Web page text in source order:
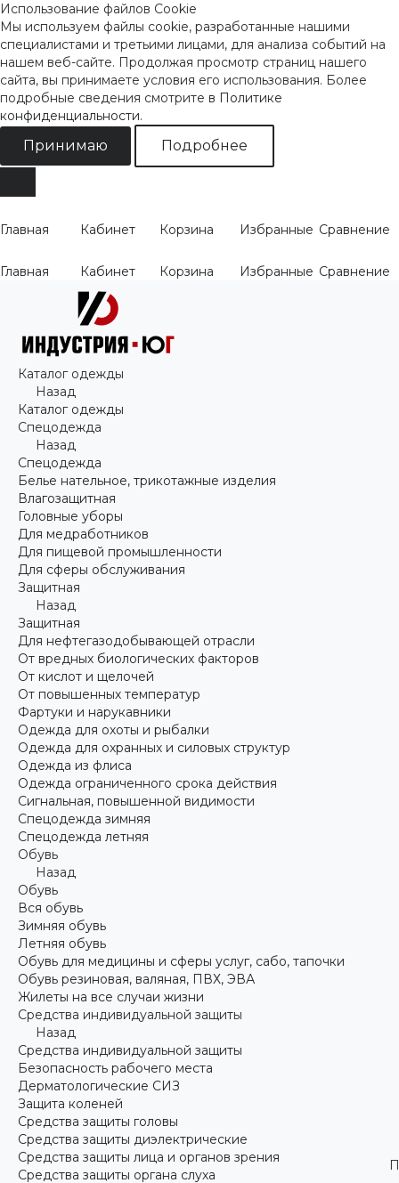
Использование файлов Cookie
Мы используем файлы cookie, разработанные нашими
специалистами и третьими лицами, для анализа событий на
нашем веб-сайте. Продолжая просмотр страниц нашего
сайта, вы принимаете условия его использования. Более
подробные сведения смотрите в Политике
конфиденциальности.
Принимаю Подробнее
Главная Кабинет Корзина Избранные Сравнение
Главная Кабинет Корзина Избранные Сравнение
Каталог одежды
Назад
Каталог одежды
Спецодежда
Назад
Спецодежда
Белье нательное, трикотажные изделия
Влагозащитная
Головные уборы
Для медработников
Для пищевой промышленности
Для сферы обслуживания
Защитная
Назад
Защитная
Для нефтегазодобывающей отрасли
От вредных биологических факторов
От кислот и щелочей
От повышенных температур
Фартуки и нарукавники
Одежда для охоты и рыбалки
Одежда для охранных и силовых структур
Одежда из флиса
Одежда ограниченного срока действия
Сигнальная, повышенной видимости
Спецодежда зимняя
Спецодежда летняя
Обувь
Назад
Обувь
Вся обувь
Зимняя обувь
Летняя обувь
Обувь для медицины и сферы услуг, сабо, тапочки
Обувь резиновая, валяная, ПВХ, ЭВА
Жилеты на все случаи жизни
Средства индивидуальной защиты
Назад
Средства индивидуальной защиты
Безопасность рабочего места
Дерматологические СИЗ
Защита коленей
Средства защиты головы
Средства защиты диэлектрические
Средства защиты лица и органов зрения
Средства защиты органа слуха